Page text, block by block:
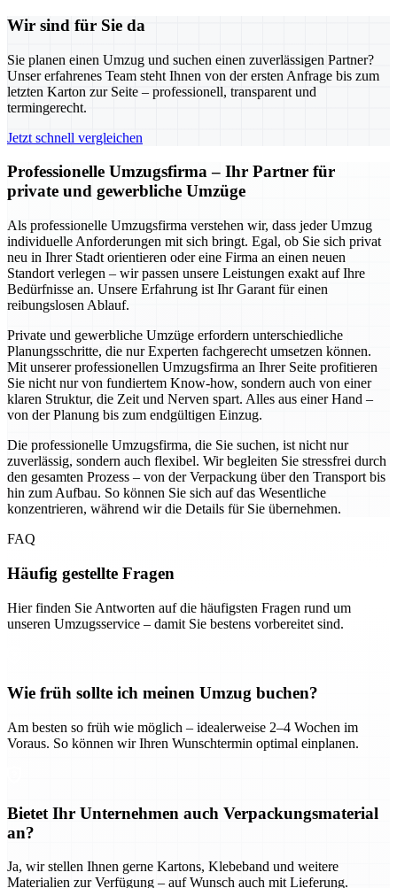
Wir sind für Sie da
Sie planen einen Umzug und suchen einen zuverlässigen Partner?
Unser erfahrenes Team steht Ihnen von der ersten Anfrage bis zum
letzten Karton zur Seite – professionell, transparent und
termingerecht.
Jetzt schnell vergleichen
Professionelle Umzugsfirma – Ihr Partner für
private und gewerbliche Umzüge
Als professionelle Umzugsfirma verstehen wir, dass jeder Umzug
individuelle Anforderungen mit sich bringt. Egal, ob Sie sich privat
neu in Ihrer Stadt orientieren oder eine Firma an einen neuen
Standort verlegen – wir passen unsere Leistungen exakt auf Ihre
Bedürfnisse an. Unsere Erfahrung ist Ihr Garant für einen
reibungslosen Ablauf.
Private und gewerbliche Umzüge erfordern unterschiedliche
Planungsschritte, die nur Experten fachgerecht umsetzen können.
Mit unserer professionellen Umzugsfirma an Ihrer Seite profitieren
Sie nicht nur von fundiertem Know-how, sondern auch von einer
klaren Struktur, die Zeit und Nerven spart. Alles aus einer Hand –
von der Planung bis zum endgültigen Einzug.
Die professionelle Umzugsfirma, die Sie suchen, ist nicht nur
zuverlässig, sondern auch flexibel. Wir begleiten Sie stressfrei durch
den gesamten Prozess – von der Verpackung über den Transport bis
hin zum Aufbau. So können Sie sich auf das Wesentliche
konzentrieren, während wir die Details für Sie übernehmen.
FAQ
Häufig gestellte Fragen
Hier finden Sie Antworten auf die häufigsten Fragen rund um
unseren Umzugsservice – damit Sie bestens vorbereitet sind.
Wie früh sollte ich meinen Umzug buchen?
Am besten so früh wie möglich – idealerweise 2–4 Wochen im
Voraus. So können wir Ihren Wunschtermin optimal einplanen.
Bietet Ihr Unternehmen auch Verpackungsmaterial
an?
Ja, wir stellen Ihnen gerne Kartons, Klebeband und weitere
Materialien zur Verfügung – auf Wunsch auch mit Lieferung.